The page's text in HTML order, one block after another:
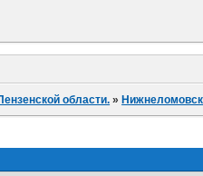
области. »